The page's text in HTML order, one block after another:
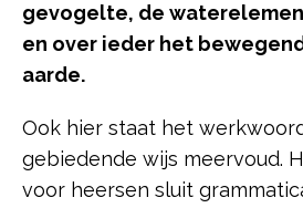
gevogelte, de
en over ieder het
aarde.
Ook hier staat het
gebiedende wijs meervoud.
voor heersen sluit